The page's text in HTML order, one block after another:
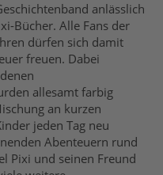
anlässlich
Bücher. Alle Fans der
dürfen sich damit
freuen. Dabei
allesamt farbig
an kurzen
jeden Tag neu
Abenteuern rund
Pixi und seinen Freund